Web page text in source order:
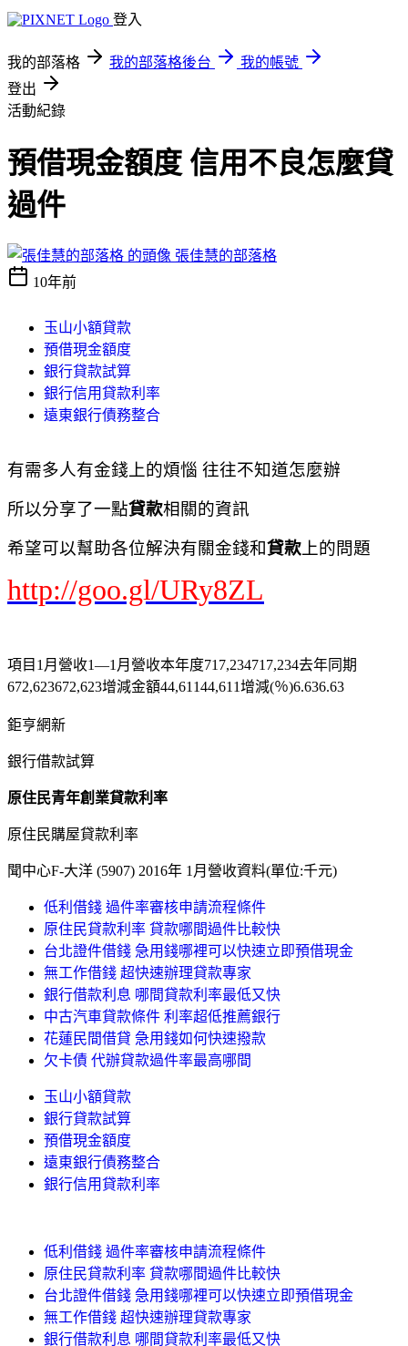
登入
我的部落格 我的部落格後台
我的帳號
登出
活動紀錄
預借現金額度 信用不良怎麼貸
過件
張佳慧的部落格
10年前
玉山小額貸款
預借現金額度
銀行貸款試算
銀行信用貸款利率
遠東銀行債務整合
有需多人有金錢上的煩惱 往往不知道怎麼辦
所以分享了一點貸款相關的資訊
希望可以幫助各位解決有關金錢和貸款 上的問題
http://goo.gl/URy8ZL
項目1月營收1—1月營收本年度717,234717,234去年同期
672,623672,623增減金額44,61144,611增減(％)6.636.63
鉅亨網新
銀行借款試算
原住民青年創業貸款利率
原住民購屋貸款利率
聞中心F-大洋 (5907) 2016年 1月營收資料(單位:千元)
低利借錢 過件率審核申請流程條件
原住民貸款利率 貸款哪間過件比較快
台北證件借錢 急用錢哪裡可以快速立即預借現金
無工作借錢 超快速辦理貸款專家
銀行借款利息 哪間貸款利率最低又快
中古汽車貸款條件 利率超低推薦銀行
花蓮民間借貸 急用錢如何快速撥款
欠卡債 代辦貸款過件率最高哪間
玉山小額貸款
銀行貸款試算
預借現金額度
遠東銀行債務整合
銀行信用貸款利率
低利借錢 過件率審核申請流程條件
原住民貸款利率 貸款哪間過件比較快
台北證件借錢 急用錢哪裡可以快速立即預借現金
無工作借錢 超快速辦理貸款專家
銀行借款利息 哪間貸款利率最低又快